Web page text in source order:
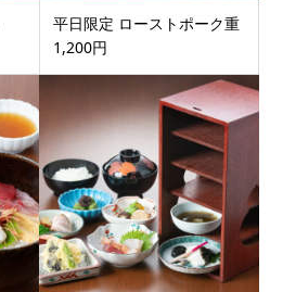
平日限定 ローストポーク重
1,200円